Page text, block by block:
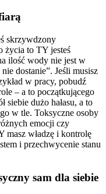
skrzywdzony
życia to TY jesteś
ilość wody nie jest w
dostanie”. Jeśli musisz
w pracy, pobudź
– a to początkującego
dużo hałasu, a to
w tle. Toksyczne osoby
emocji czy
masz władzę i kontrolę
i przechwycenie stanu
sam dla siebie